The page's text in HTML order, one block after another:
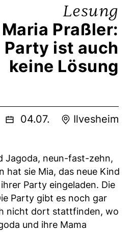
Lesung
Praßler:
Party ist auch
keine Lösung
04.07. Ilvesheim
Jagoda, neun-fast-zehn,
hat sie Mia, das neue Kind
Party eingeladen. Die
Party gibt es noch gar
nicht dort stattfinden, wo
und ihre Mama